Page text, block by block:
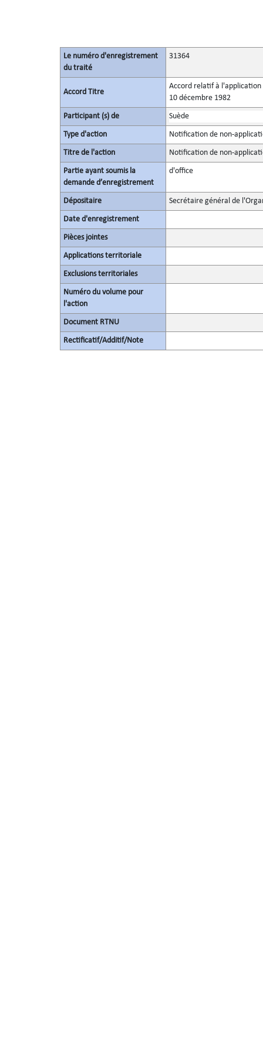
Le numéro d'enregistrement
du traité
31364
Accord Titre
Accord relatif à l'application
10 décembre 1982
Participant (s) de Suède
Type d'action Notification de non-
Titre de l'action Notification de non-
Partie ayant soumis la
demande d’enregistrement
d'office
Dépositaire Secrétaire général de
Date d'enregistrement
Pièces jointes
Applications territoriale
Exclusions territoriales
Numéro du volume pour
l'action
Document RTNU
Rectificatif/Additif/Note